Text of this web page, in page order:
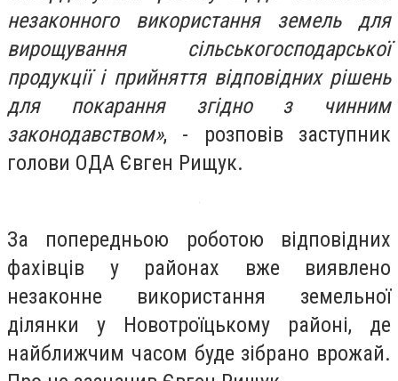
незаконного використання земель для
вирощування сільськогосподарської
продукції і прийняття відповідних рішень
для покарання згідно з чинним
законодавством», - розповів заступник
голови ОДА Євген Рищук.
За попередньою роботою відповідних
фахівців у районах вже виявлено
незаконне використання земельної
ділянки у Новотроїцькому районі, де
найближчим часом буде зібрано врожай.